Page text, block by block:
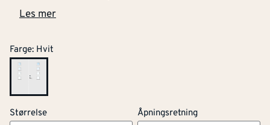
Les mer
Farge: Hvit
Størrelse Åpningsretning